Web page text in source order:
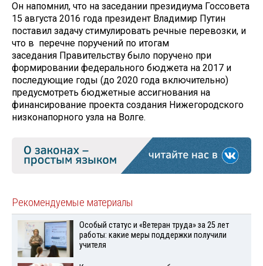
Он напомнил, что на заседании президиума Госсовета
15 августа 2016 года президент Владимир Путин
поставил задачу стимулировать речные перевозки, и
что в перечне поручений по итогам
заседания Правительству было поручено при
формировании федерального бюджета на 2017 и
последующие годы (до 2020 года включительно)
предусмотреть бюджетные ассигнования на
финансирование проекта создания Нижегородского
низконапорного узла на Волге.
Рекомендуемые материалы
Особый статус и «Ветеран труда» за 25 лет
работы: какие меры поддержки получили
учителя